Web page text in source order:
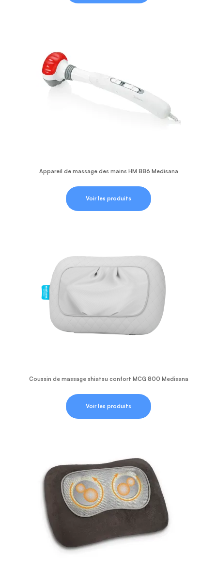
Appareil de massage des mains HM 886 Medisana
Voir les produits
Coussin de massage shiatsu confort MCG 800 Medisana
Voir les produits